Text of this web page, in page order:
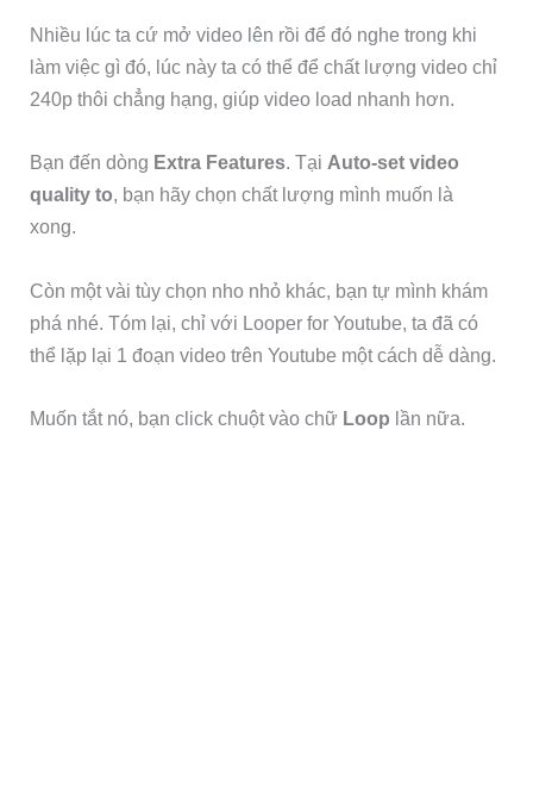
Nhiều lúc ta cứ mở video lên rồi để đó nghe trong khi
làm việc gì đó, lúc này ta có thể để chất lượng video chỉ
240p thôi chẳng hạng, giúp video load nhanh hơn.
Bạn đến dòng Extra Features. Tại Auto-set video
quality to, bạn hãy chọn chất lượng mình muốn là
xong.
Còn một vài tùy chọn nho nhỏ khác, bạn tự mình khám
phá nhé. Tóm lại, chỉ với Looper for Youtube, ta đã có
thể lặp lại 1 đoạn video trên Youtube một cách dễ dàng.
Muốn tắt nó, bạn click chuột vào chữ Loop lần nữa.